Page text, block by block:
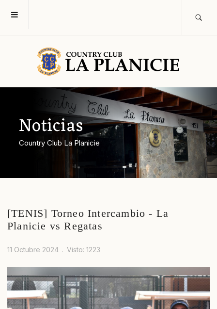
Noticias
Country Club La Planicie
[TENIS] Torneo Intercambio - La
Planicie vs Regatas
11 Octubre 2024 Visto: 1223